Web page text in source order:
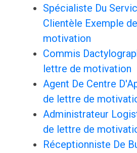
Spécialiste Du
Clientèle Exemple
motivation
Commis
lettre de motivation
Agent De Centre
de lettre de
Administrateur
de lettre de
Réceptionniste De